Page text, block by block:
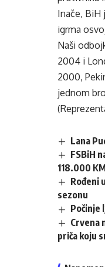
Inače, BiH
igrma
Naši
2004 i
2000,
jednom
Lana
FSBiH
118.000
Rođeni
sezonu
Počinje
Crvena
priča koju